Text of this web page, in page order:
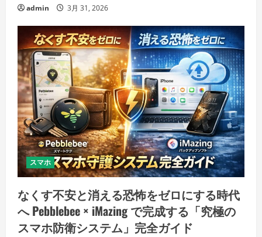
admin 3月 31, 2026
スマホ
なくす不安と消える恐怖をゼロにする時代
へ Pebblebee × iMazing で完成する「究極の
スマホ防衛システム」完全ガイド